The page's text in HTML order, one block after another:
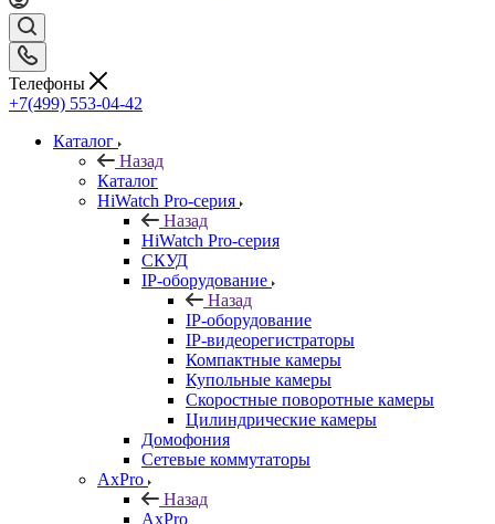
Телефоны
+7(499) 553-04-42
Каталог
Назад
Каталог
HiWatch Pro-серия
Назад
HiWatch Pro-серия
CКУД
IP-оборудование
Назад
IP-оборудование
IP-видеорегистраторы
Компактные камеры
Купольные камеры
Скоростные поворотные камеры
Цилиндрические камеры
Домофония
Сетевые коммутаторы
AxPro
Назад
AxPro